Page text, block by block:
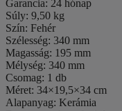
Garancia: 24 hónap
Súly: 9,50 kg
Szín: Fehér
Szélesség: 340 mm
Magasság: 195 mm
Mélység: 340 mm
Csomag: 1 db
Méret: 34×19,5×34 cm
Alapanyag: Kerámia